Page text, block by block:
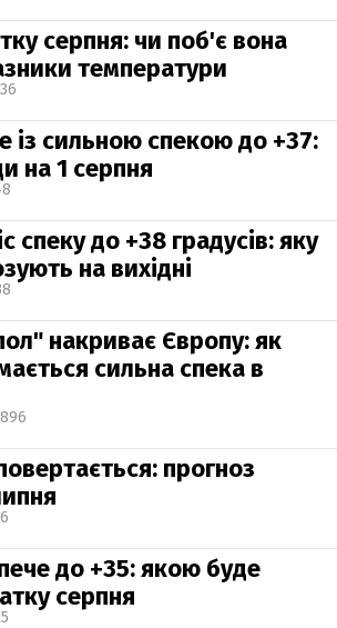
серпня: чи поб'є вона
температури
із сильною спекою до +37:
на 1 серпня
спеку до +38 градусів: яку
на вихідні
накриває Європу: як
сильна спека в
прогноз
до +35: якою буде
серпня